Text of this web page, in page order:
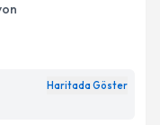
Haritada Göster